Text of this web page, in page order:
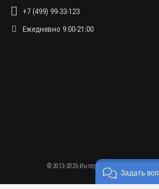
+7 (499) 99-33-123
Ежедневно 9:00-21:00
© 2013-2026 Интернет-магазин столового
Задать